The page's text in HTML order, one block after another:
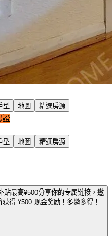
型 地圖
精選房源
證
型 地圖 精選房源
贴最高¥500分享你的专属链接，邀
得 ¥500 现金奖励！多邀多得！